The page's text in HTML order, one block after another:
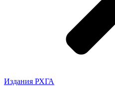
Издания РХГА